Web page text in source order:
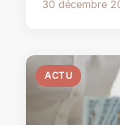
30 décembre
ACTU